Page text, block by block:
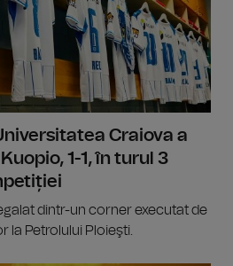
Craiova a
1-1, în turul 3
dintr-un corner executat de
la Petrolului Ploieşti.